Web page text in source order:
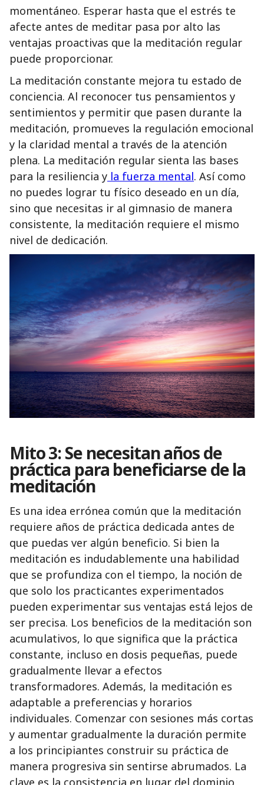
momentáneo. Esperar hasta que el estrés te
afecte antes de meditar pasa por alto las
ventajas proactivas que la meditación regular
puede proporcionar.
La meditación constante mejora tu estado de
conciencia. Al reconocer tus pensamientos y
sentimientos y permitir que pasen durante la
meditación, promueves la regulación emocional
y la claridad mental a través de la atención
plena. La meditación regular sienta las bases
para la resiliencia y la fuerza mental. Así como
no puedes lograr tu físico deseado en un día,
sino que necesitas ir al gimnasio de manera
consistente, la meditación requiere el mismo
nivel de dedicación.
Mito 3: Se necesitan años de
práctica para beneficiarse de la
meditación
Es una idea errónea común que la meditación
requiere años de práctica dedicada antes de
que puedas ver algún beneficio. Si bien la
meditación es indudablemente una habilidad
que se profundiza con el tiempo, la noción de
que solo los practicantes experimentados
pueden experimentar sus ventajas está lejos de
ser precisa. Los beneficios de la meditación son
acumulativos, lo que significa que la práctica
constante, incluso en dosis pequeñas, puede
gradualmente llevar a efectos
transformadores. Además, la meditación es
adaptable a preferencias y horarios
individuales. Comenzar con sesiones más cortas
y aumentar gradualmente la duración permite
a los principiantes construir su práctica de
manera progresiva sin sentirse abrumados. La
clave es la consistencia en lugar del dominio